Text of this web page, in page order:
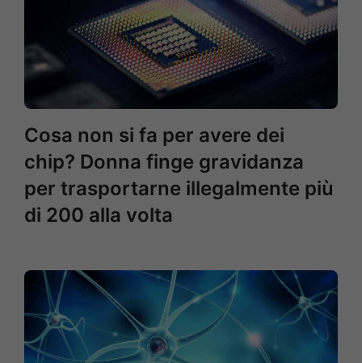
Cosa non si fa per avere dei
chip? Donna finge gravidanza
per trasportarne illegalmente più
di 200 alla volta